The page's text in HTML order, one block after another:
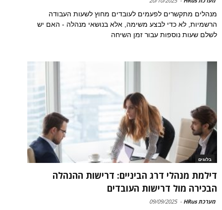
מנהלים מתקשרים לפעמים לעובדים מחוץ לשעות העבודה
הרשמיות, לא כדי לבצע משימה, אלא בנושאי מנהלה - האם יש
לשלם שעות נוספות עבור זמן השיחה
בלוגים
דילמת מנהלי דרג הביניים: דרישות ההנהלה
הבכירה מול דרישות העובדים
מערכת HRus -
09/09/2025